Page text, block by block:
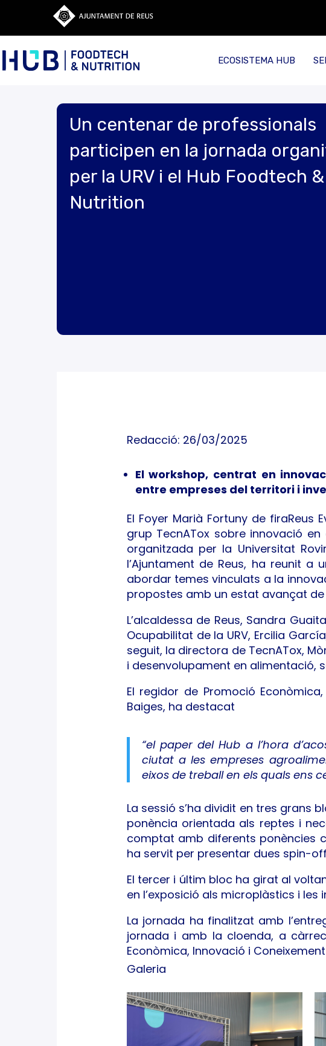
ECOSISTEMA HUB
Un centenar de professionals
participen en la jornada
per la URV i el Hub Foodtech &
Nutrition
Redacció: 26/03/2025
El workshop, centrat en
entre empreses del territori i
El Foyer Marià Fortuny de
grup TecnATox sobre innovació
organitzada per la Universitat
l’Ajuntament de Reus, ha reunit a
abordar temes vinculats a la
propostes amb un estat avançat
L’alcaldessa de Reus, Sandra
Ocupabilitat de la URV, Ercilia
seguit, la directora de TecnATox,
i desenvolupament en alimentació,
El regidor de Promoció
Baiges, ha destacat
“el paper del Hub a l’hora
ciutat a les empreses
eixos de treball en els quals ens
La sessió s’ha dividit en tres grans
ponència orientada als reptes i
comptat amb diferents ponències
ha servit per presentar dues spin-
El tercer i últim bloc ha girat al
en l’exposició als microplàstics i
La jornada ha finalitzat amb
jornada i amb la cloenda, a
Econòmica, Innovació i
Galeria